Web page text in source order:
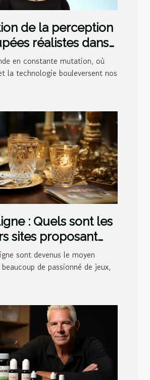
de la perception
réalistes dans
moderne
en constante mutation, où
la technologie bouleversent nos
: Quels sont les
sites proposant
de belote ?
sont devenus le moyen
de passionné de jeux,